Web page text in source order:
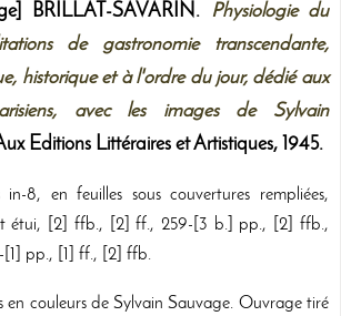
BRILLAT-SAVARIN. Physiologie du
de gastronomie transcendante,
historique et à l'ordre du jour, dédié aux
avec les images de Sylvain
Editions Littéraires et Artistiques, 1945.
in-8, en feuilles sous couvertures rempliées,
étui, [2] ffb., [2] ff., 259-[3 b.] pp., [2] ffb.,
[1] pp., [1] ff., [2] ffb.
en couleurs de Sylvain Sauvage. Ouvrage tiré